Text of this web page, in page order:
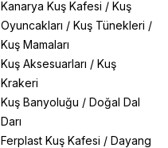
Kanarya Kuş Kafesi / Kuş
Oyuncakları / Kuş Tünekleri /
Kuş Mamaları
Kuş Aksesuarları / Kuş
Krakeri
Kuş Banyoluğu / Doğal Dal
Darı
Ferplast Kuş Kafesi / Dayang